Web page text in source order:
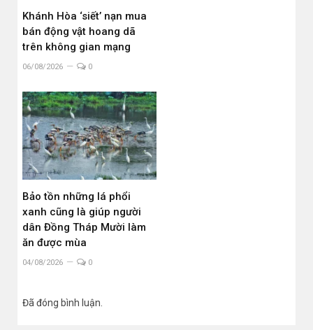
Khánh Hòa ‘siết’ nạn mua
bán động vật hoang dã
trên không gian mạng
06/08/2026 0
Bảo tồn những lá phổi
xanh cũng là giúp người
dân Đồng Tháp Mười làm
ăn được mùa
04/08/2026 0
Đã đóng bình luận.